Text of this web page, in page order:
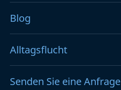
Blog
Alltagsflucht
Senden Sie eine Anfrage